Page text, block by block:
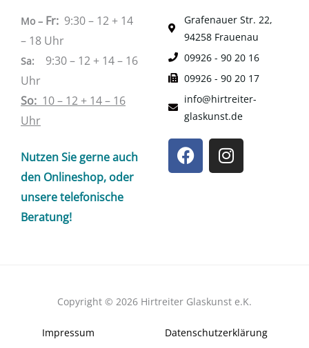
Mo – Fr: 9:30 – 12 + 14
– 18 Uhr
Sa: 9:30 – 12 + 14 – 16
Uhr
So: 10 – 12 + 14 – 16
Uhr
Nutzen Sie gerne auch
den Onlineshop, oder
unsere telefonische
Beratung!
Grafenauer Str. 22,
94258 Frauenau
09926 - 90 20 16
09926 - 90 20 17
info@hirtreiter-
glaskunst.de
F
a
c
I
n
s
Copyright © 2026 Hirtreiter Glaskunst e.K.
Impressum Datenschutzerklärung